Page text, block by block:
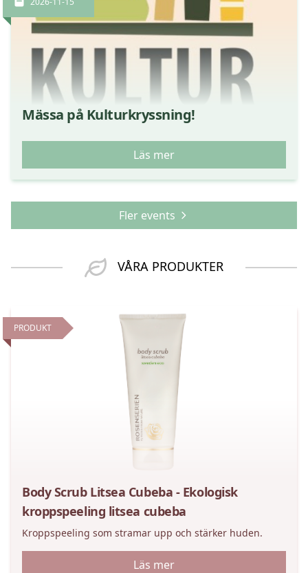
Mässa på Kulturkryssning!
Läs mer
Fler events
VÅRA PRODUKTER
PRODUKT
Body Scrub Litsea Cubeba - Ekologisk
kroppspeeling litsea cubeba
Kroppspeeling som stramar upp och stärker huden.
Läs mer